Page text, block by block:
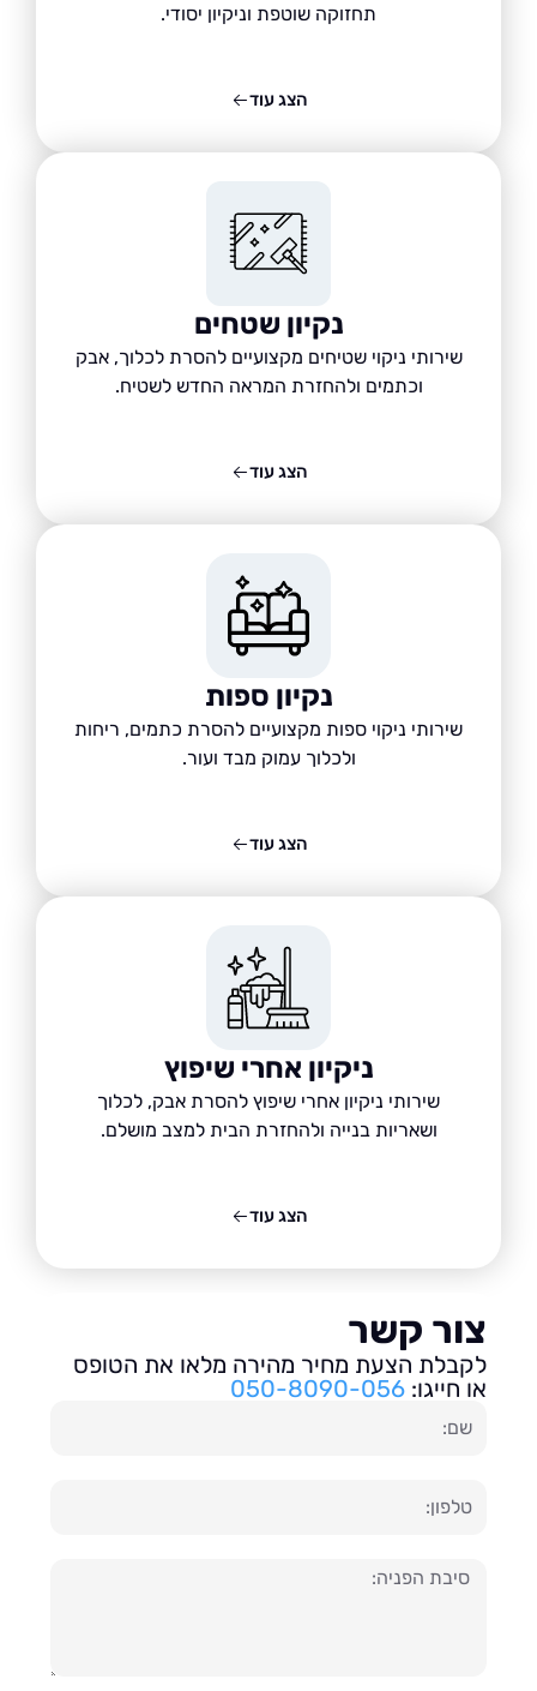
תחזוקה שוטפת וניקיון יסודי.
נקיון שטחים
שירותי ניקוי שטיחים מקצועיים להסרת לכלוך, אבק
וכתמים ולהחזרת המראה החדש לשטיח.
נקיון ספות
שירותי ניקוי ספות מקצועיים להסרת כתמים, ריחות
ולכלוך עמוק מבד ועור.
ניקיון אחרי שיפוץ
שירותי ניקיון אחרי שיפוץ להסרת אבק, לכלוך
ושאריות בנייה ולהחזרת הבית למצב מושלם.
קשר
הצעת מחיר מהירה מלאו את הטופס
חייגו:050-8090-056